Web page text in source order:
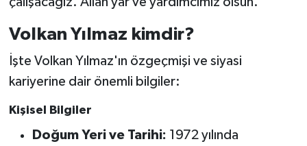
Volkan Yılmaz kimdir?
İşte Volkan Yılmaz'ın özgeçmişi ve siyasi
kariyerine dair önemli bilgiler:
Kişisel Bilgiler
Doğum Yeri ve Tarihi: 1972 yılında